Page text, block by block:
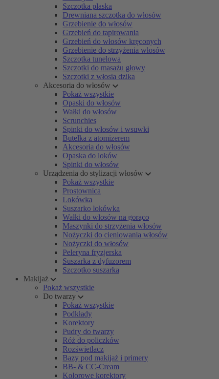
Szczotka płaska
Drewniana szczotka do włosów
Grzebienie do włosów
Grzebień do tapirowania
Grzebień do włosów kręconych
Grzebienie do strzyżenia włosów
Szczotka tunelowa
Szczotki do masażu głowy
Szczotki z włosia dzika
Akcesoria do włosów
Pokaż wszystkie
Opaski do włosów
Wałki do włosów
Scrunchies
Spinki do włosów i wsuwki
Butelka z atomizerem
Akcesoria do włosów
Opaska do loków
Spinki do włosów
Urządzenia do stylizacji włosów
Pokaż wszystkie
Prostownica
Lokówka
Suszarko lokówka
Wałki do włosów na gorąco
Maszynki do strzyżenia włosów
Nożyczki do cieniowania włosów
Nożyczki do włosów
Peleryna fryzjerska
Suszarka z dyfuzorem
Szczotko suszarka
Makijaż
Pokaż wszystkie
Do twarzy
Pokaż wszystkie
Podkłady
Korektory
Pudry do twarzy
Róż do policzków
Rozświetlacz
Bazy pod makijaż i primery
BB- & CC-Cream
Kolorowe korektory